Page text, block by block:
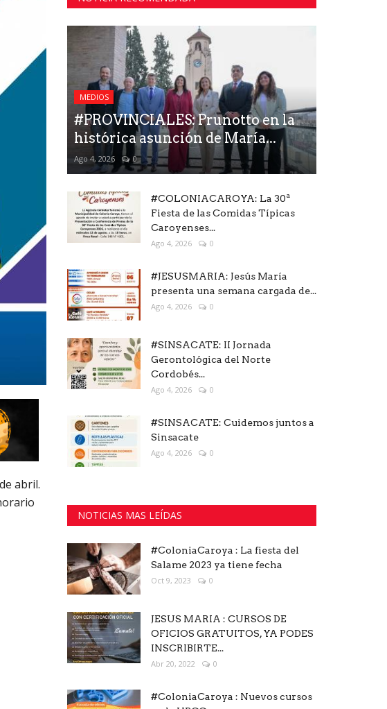
abril.
MEDIOS
#PROVINCIALES: Prunotto en la
histórica asunción de María...
Ago 4, 2026 0
#COLONIACAROYA: La 30ª
Fiesta de las Comidas Típicas
Caroyenses...
Ago 4, 2026 0
#JESUSMARIA: Jesús María
presenta una semana cargada de...
Ago 4, 2026 0
#SINSACATE: II Jornada
Gerontológica del Norte
Cordobés...
Ago 4, 2026 0
#SINSACATE: Cuidemos juntos a
Sinsacate
Ago 4, 2026 0
NOTICIAS MAS LEÍDAS
#ColoniaCaroya : La fiesta del
Salame 2023 ya tiene fecha
Oct 9, 2023 0
JESUS MARIA : CURSOS DE
OFICIOS GRATUITOS, YA PODES
INSCRIBIRTE...
Abr 20, 2022 0
#ColoniaCaroya : Nuevos cursos